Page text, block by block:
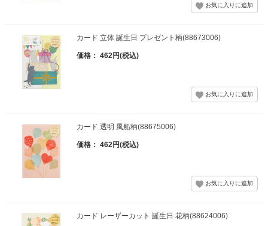
カード 立体 誕生日 プレゼント柄(88673006)
価格： 462円(税込)
カード 透明 風船柄(88675006)
価格： 462円(税込)
カード レーザーカット 誕生日 花柄(88624006)